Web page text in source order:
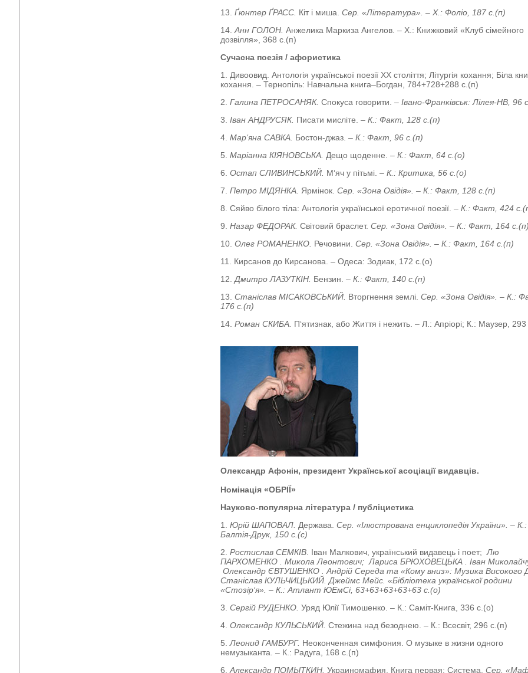
13.Ґюнтер ҐРАСС. Кіт і миша. Сер. «Література». – Х.: Фоліо, 187 с.(п)
14.Анн ГОЛОН.Анжелика Маркиза Ангелов. – Х.: Книжковий «Клуб сімейного
дозвілля», 368 с.(п)
Сучасна поезія / афористика
1. Дивоовид. Антологія української поезії ХХ століття; Літургія кохання; Біла
кохання. – Тернопіль: Навчальна книга–Богдан, 784+728+288 с.(п)
2.Галина ПЕТРОСАНЯК.Спокуса говорити.– Івано-Франківськ: Лілея-НВ, 96
3.Іван АНДРУСЯК. Писати мисліте.– К.: Факт, 128 с.(п)
4.Мар‘яна САВКА. Бостон-джаз.– К.: Факт, 96 с.(п)
5.Маріанна КІЯНОВСЬКА. Дещо щоденне.– К.: Факт, 64 с.(о)
6.Остап СЛИВИНСЬКИЙ. М‘яч у пітьмі.– К.: Критика, 56 с.(о)
7.Петро МІДЯНКА. Ярмінок.Сер. «Зона Овідія». – К.: Факт, 128 с.(п)
8. Сяйво білого тіла: Антологія української еротичної поезії.– К.: Факт, 424
9.Назар ФЕДОРАК.Світовий браслет.Сер. «Зона Овідія». – К.: Факт, 164 с.(п)
10.Олег РОМАНЕНКО. Речовини.Сер. «Зона Овідія». – К.: Факт, 164 с.(п)
11. Кирсанов до Кирсанова. – Одеса: Зодиак, 172 с.(о)
12.Дмитро ЛАЗУТКІН. Бензин.– К.: Факт, 140 с.(п)
13.Станіслав МІСАКОВСЬКИЙ. Вторгнення землі.Сер. «Зона Овідія». – К.:
176 с.(п)
14.Роман СКИБА. П‘ятизнак, або Життя і нежить. – Л.: Апріорі; К.: Маузер,
Олександр Афонін, президент Української асоціації видавців.
Номінація «ОБРІЇ»
Науково-популярна література / публіцистика
1.Юрій ШАПОВАЛ. Держава.Сер. «Ілюстрована енциклопедія України». – К.:
Балтія-Друк, 150 с.(с)
2.Ростислав СЕМКІВ . Іван Малкович, український видавець і поет;Лю
ПАРХОМЕНКО . Микола Леонтович; Лариса БРЮХОВЕЦЬКА . Іван
Олександр ЄВТУШЕНКО . Андрій Середа та «Кому вниз»: Музика Високого
Станіслав КУЛЬЧИЦЬКИЙ. Джеймс Мейс. «Бібліотека української родини
«Стозір‘я». – К.: Атлант ЮЕмСі, 63+63+63+63+63 с.(о)
3.Сергій РУДЕНКО.Уряд Юлії Тимошенко. – К.: Саміт-Книга, 336 с.(о)
4.Олександр КУЛЬСЬКИЙ.Стежина над безоднею. – К.: Всесвіт, 296 с.(п)
5.Леонид ГАМБУРГ. Неоконченная симфония. О музыке в жизни одного
немузыканта. – К.: Радуга, 168 с.(п)
6.Александр ПОМЫТКИН.Украиномафия. Книга первая: Система.Сер.